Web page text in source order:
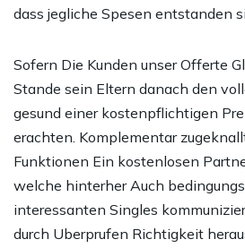
dass jegliche Spesen entstanden
Sofern Die Kunden unser Offerte
Stande sein Eltern danach den
gesund einer kostenpflichtigen
erachten. Komplementar
Funktionen Ein kostenlosen
welche hinterher Auch
interessanten Singles
durch Uberprufen Richtigkeit